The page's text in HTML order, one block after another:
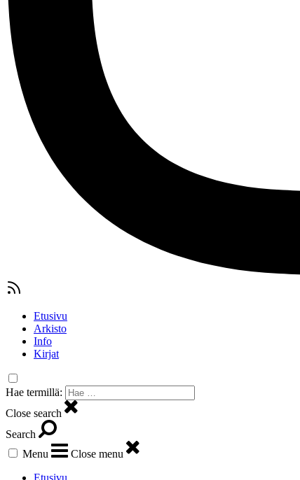
Etusivu
Arkisto
Info
Kirjat
Hae termillä:
Close search
Search
Menu
Close menu
Etusivu